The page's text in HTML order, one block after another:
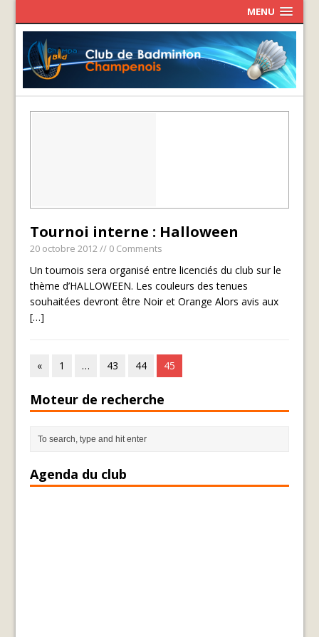
MENU
Tournoi interne : Halloween
20 octobre 2012// 0 Comments
Un tournois sera organisé entre licenciés du club sur le
thème d’HALLOWEEN. Les couleurs des tenues
souhaitées devront être Noir et Orange Alors avis aux
[…]
« 1 … 43 44 45
Moteur de recherche
Agenda du club